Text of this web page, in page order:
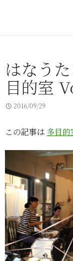
はなう
目的室
2016/09/29
この記事は 多目